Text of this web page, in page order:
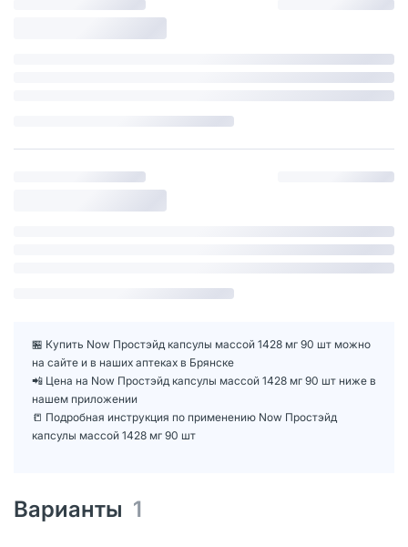
🏪 Купить Now Простэйд капсулы массой 1428 мг 90 шт можно
на сайте и в наших аптеках в Брянске
📲 Цена на Now Простэйд капсулы массой 1428 мг 90 шт ниже в
нашем приложении
📒 Подробная инструкция по применению Now Простэйд
капсулы массой 1428 мг 90 шт
Варианты 1